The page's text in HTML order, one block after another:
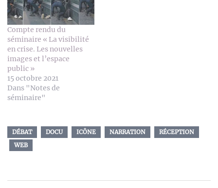
Compte rendu du
séminaire « La visibilité
en crise. Les nouvelles
images et l’espace
public »
15 octobre 2021
Dans "Notes de
séminaire"
DÉBAT DOCU ICÔNE NARRATION
RÉCEPTION
WEB